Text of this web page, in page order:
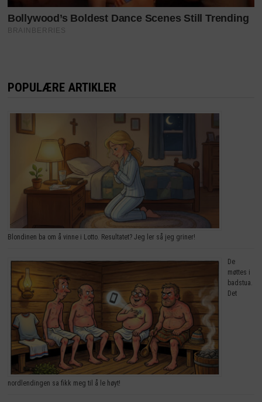
POPULÆRE ARTIKLER
Blondinen ba om å vinne i Lotto. Resultatet? Jeg ler så jeg griner!
De
møttes i
badstua.
Det
nordlendingen sa fikk meg til å le høyt!